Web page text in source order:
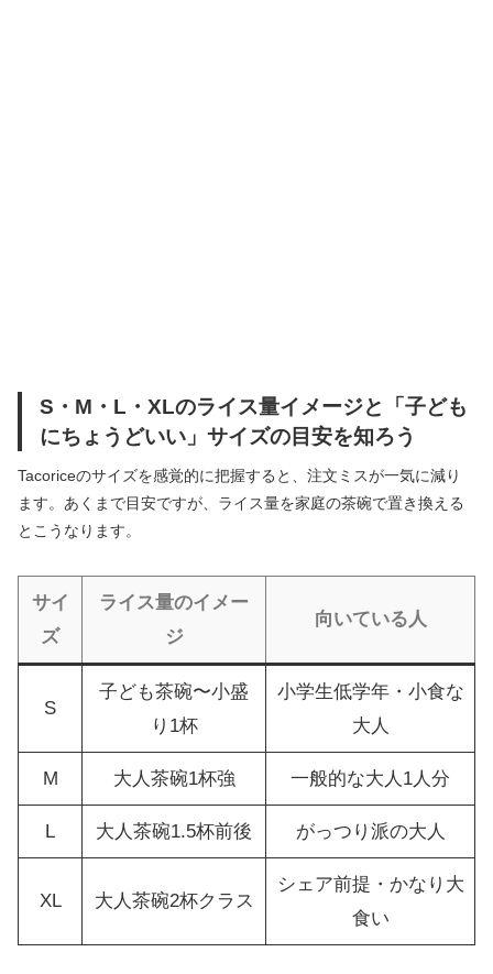
S・M・L・XLのライス量イメージと「子ども
にちょうどいい」サイズの目安を知ろう
Tacoriceのサイズを感覚的に把握すると、注文ミスが一気に減り
ます。あくまで目安ですが、ライス量を家庭の茶碗で置き換える
とこうなります。
サイ
ズ
ライス量のイメー
ジ
向いている人
S
子ども茶碗〜小盛
り1杯
小学生低学年・小食な
大人
M 大人茶碗1杯強 一般的な大人1人分
L 大人茶碗1.5杯前後 がっつり派の大人
XL 大人茶碗2杯クラス
シェア前提・かなり大
食い